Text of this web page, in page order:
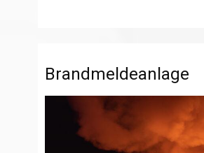
Brandmeldeanlage